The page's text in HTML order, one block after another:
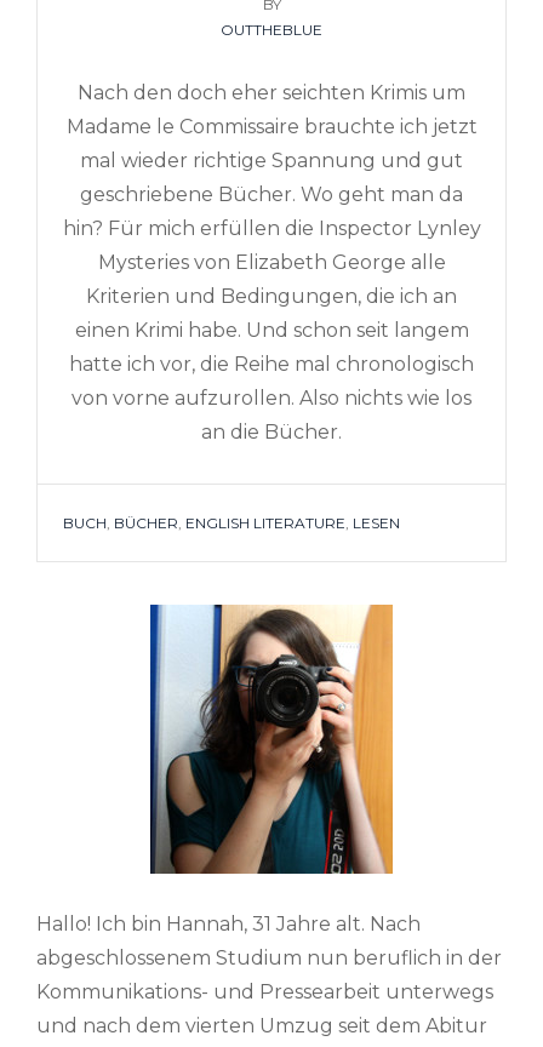
ONBY
OUTTHEBLUE
Nach den doch eher seichten Krimis um
Madame le Commissaire brauchte ich jetzt
mal wieder richtige Spannung und gut
geschriebene Bücher. Wo geht man da
hin? Für mich erfüllen die Inspector Lynley
Mysteries von Elizabeth George alle
Kriterien und Bedingungen, die ich an
einen Krimi habe. Und schon seit langem
hatte ich vor, die Reihe mal chronologisch
von vorne aufzurollen. Also nichts wie los
an die Bücher.
TAGS
BUCH, BÜCHER, ENGLISH LITERATURE, LESEN
Hallo! Ich bin Hannah, 31 Jahre alt. Nach
abgeschlossenem Studium nun beruflich in der
Kommunikations- und Pressearbeit unterwegs
und nach dem vierten Umzug seit dem Abitur